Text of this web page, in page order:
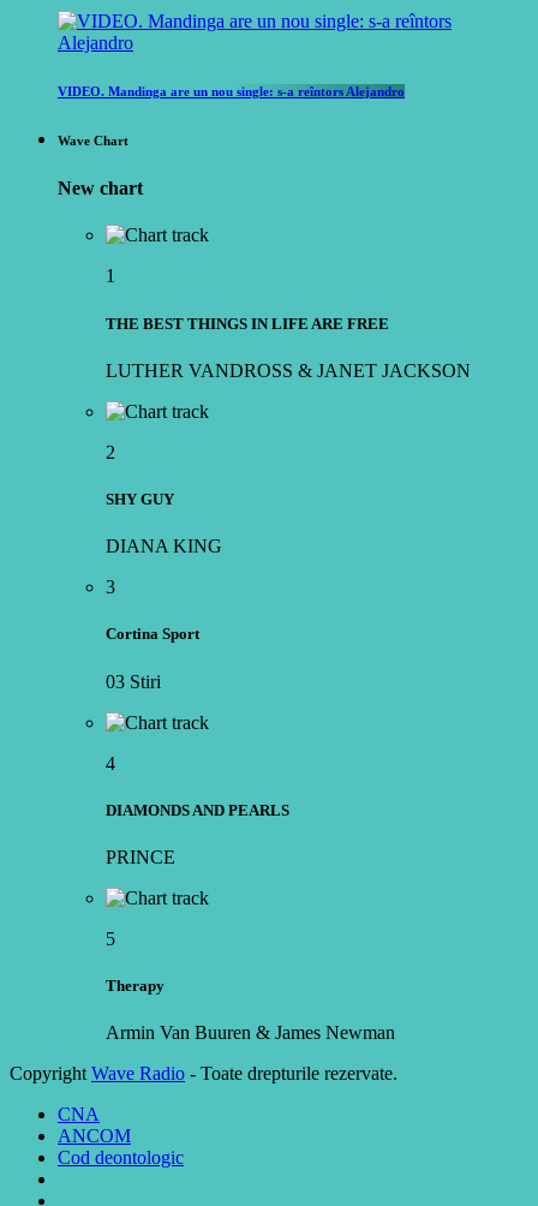
VIDEO. Mandinga are un nou single: s-a reîntors Alejandro
Wave Chart
New chart
1
THE BEST THINGS IN LIFE ARE FREE
LUTHER VANDROSS & JANET JACKSON
2
SHY GUY
DIANA KING
3
Cortina Sport
03 Stiri
4
DIAMONDS AND PEARLS
PRINCE
5
Therapy
Armin Van Buuren & James Newman
Copyright Wave Radio - Toate drepturile rezervate.
CNA
ANCOM
Cod deontologic